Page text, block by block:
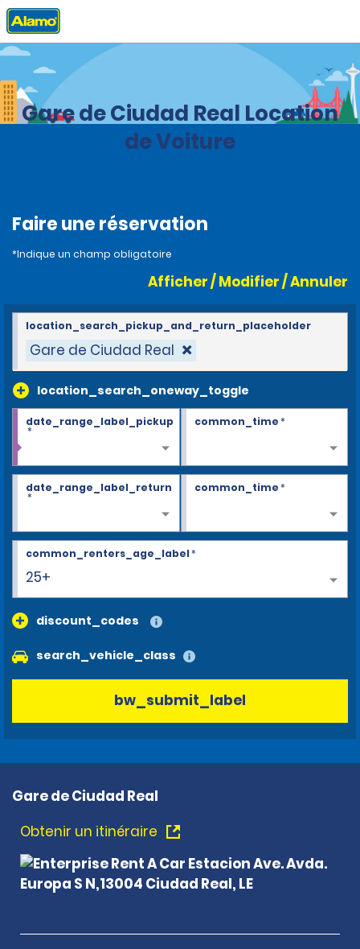
Accueil Agences
Gare de Ciudad Real Location
de Voiture
Faire une réservation
*Indique un champ obligatoire
Afficher / Modifier / Annuler
Gare de Ciudad Real
location_search_oneway_toggle
location_search_pickup_and_return_placeholder
date_range_label_pickup
*
common_time*
date_range_label_return
*
common_time*
25+
common_renters_age_label*
discount_codes
search_vehicle_class
bw_submit_label
Gare de Ciudad Real
Obtenir un itinéraire